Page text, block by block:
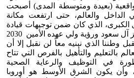
(بعيدة ومتوسطة المدى) أصبحت
والعالم، حتى ارتفعت مكانة
الذي كان ضمن توجيهات قيادة
الملك سلمان بن عبدالعزيز آل سعود ورؤية ولي عهده الأمين 2030
وطننا الذي نبنيه معاً لن نقبل إلا أن
بالتعليم والتأهيل بالفرص التي تتاح
في التوظيف والرعاية الصحية
وأن يكون الشرق الأوسط هو أوروبا